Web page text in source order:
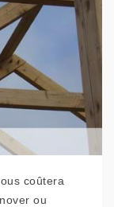
coûtera
ou